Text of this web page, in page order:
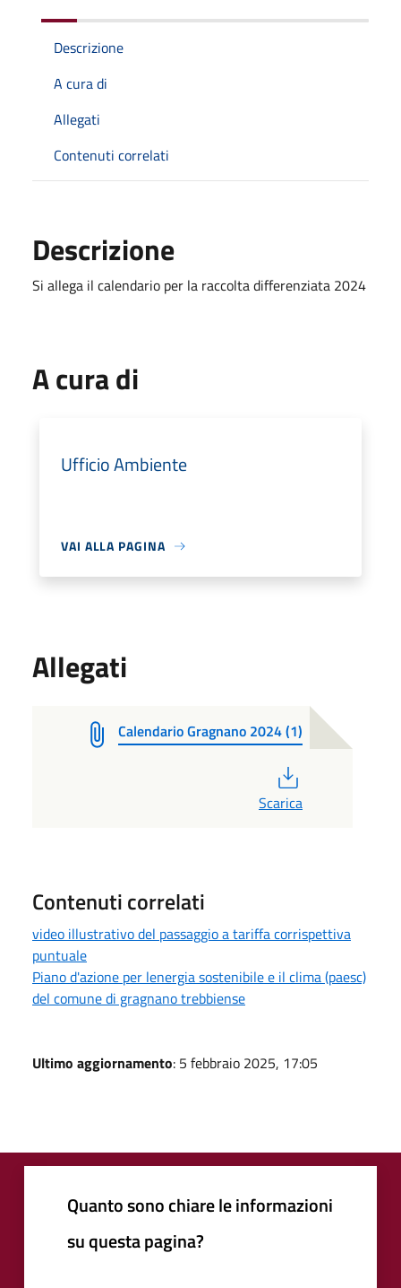
Descrizione
A cura di
Allegati
Contenuti correlati
Descrizione
Si allega il calendario per la raccolta differenziata 2024
A cura di
Ufficio Ambiente
VAI ALLA PAGINA
Allegati
Calendario Gragnano 2024 (1)
Scarica
Contenuti correlati
video illustrativo del passaggio a tariffa corrispettiva
puntuale
Piano d'azione per lenergia sostenibile e il clima (paesc)
del comune di gragnano trebbiense
Ultimo aggiornamento: 5 febbraio 2025, 17:05
Quanto sono chiare le informazioni
su questa pagina?